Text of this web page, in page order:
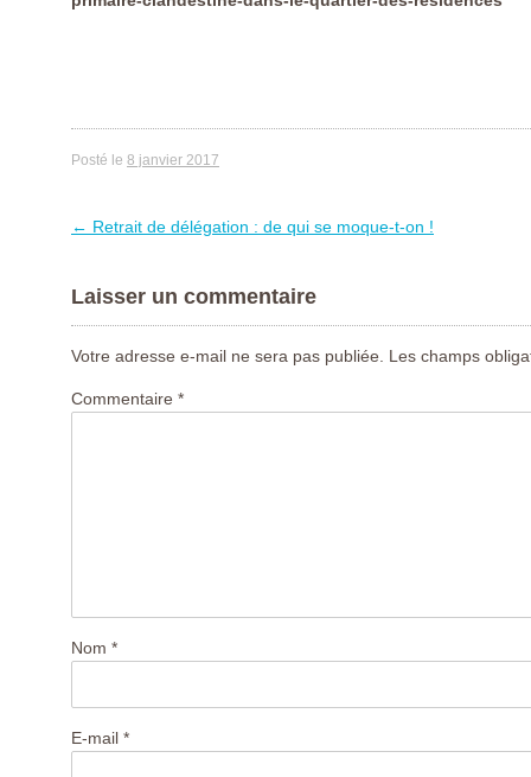
Posté le 8 janvier 2017
Artikelnavigation
← Retrait de délégation : de qui se moque-t-on !
Laisser un commentaire
Votre adresse e-mail ne sera pas publiée. Les champs
Commentaire *
Nom *
E-mail *